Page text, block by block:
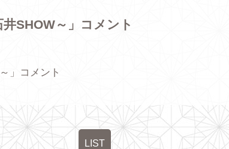
SHOW～」コメント
」コメント
LIST